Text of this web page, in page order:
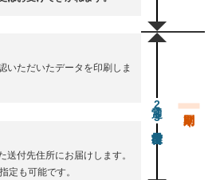
いただいたデータを印刷しま
送付先住所にお届けします。
定も可能です。
通常23営業日後出荷